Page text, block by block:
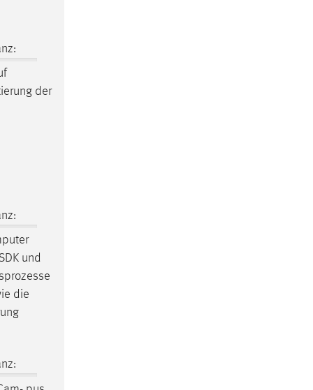
der
und
die